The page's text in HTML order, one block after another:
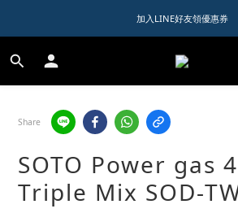
1️⃣ 加入會員送$150購物金
加入LINE好友領優惠券
1️⃣ 加入會員送$150購物金
Share
SOTO Power gas
Triple Mix SOD-